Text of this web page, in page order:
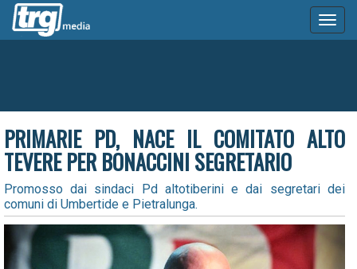
PRIMARIE PD, NACE IL COMITATO ALTO
TEVERE PER BONACCINI SEGRETARIO
Promosso dai sindaci Pd altotiberini e dai segretari dei
comuni di Umbertide e Pietralunga.